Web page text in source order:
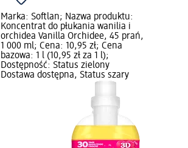
Marka: Softlan; Nazwa produktu:
Koncentrat do płukania wanilia i
orchidea Vanilla Orchidee, 45 prań,
1 000 ml; Cena: 10,95 zł; Cena
bazowa: 1 l (10,95 zł za 1 l);
Dostępność: Status zielony
Dostawa dostępna, Status szary